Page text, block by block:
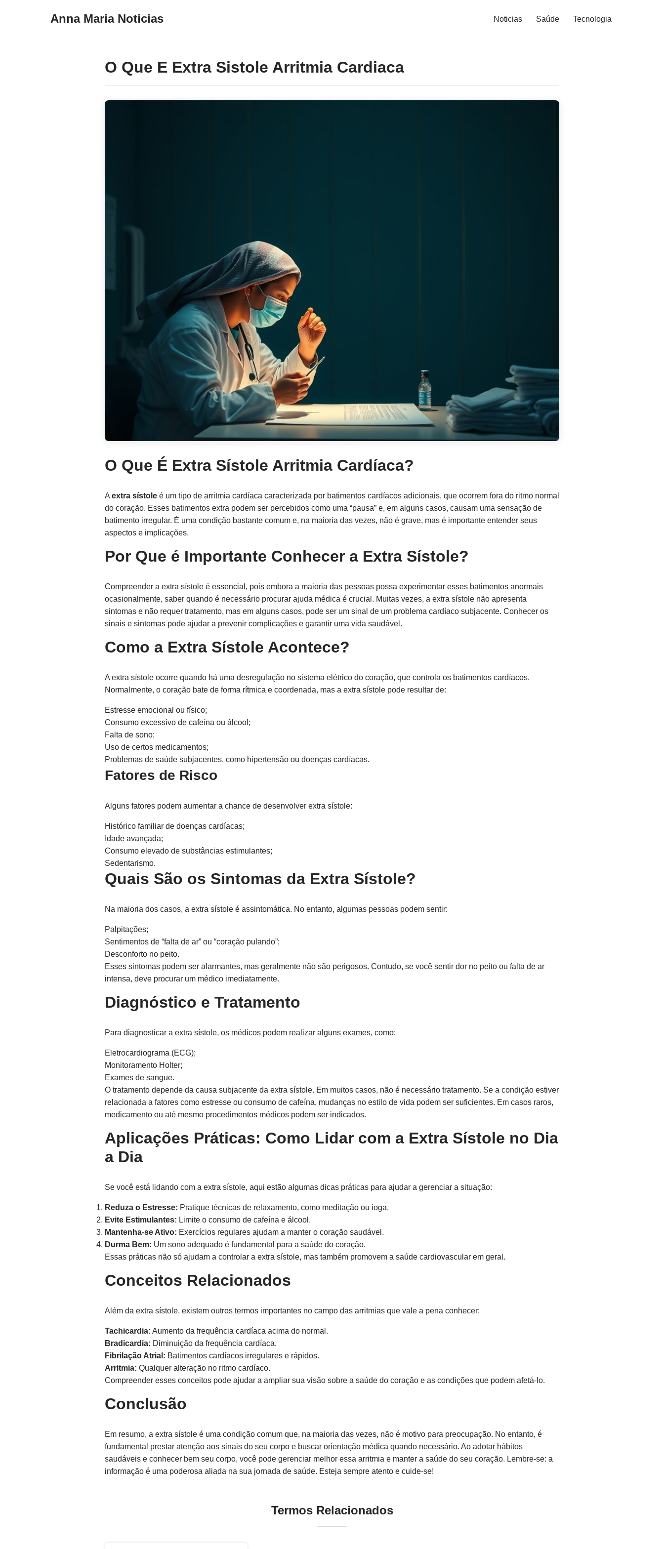
Anna Maria Noticias Noticias Saúde Tecnologia
O Que E Extra Sistole Arritmia Cardiaca
O Que É Extra Sístole Arritmia Cardíaca?
A extra sístole é um tipo de arritmia cardíaca caracterizada por batimentos cardíacos adicionais, que ocorrem fora do ritmo normal
do coração. Esses batimentos extra podem ser percebidos como uma “pausa” e, em alguns casos, causam uma sensação de
batimento irregular. É uma condição bastante comum e, na maioria das vezes, não é grave, mas é importante entender seus
aspectos e implicações.
Por Que é Importante Conhecer a Extra Sístole?
Compreender a extra sístole é essencial, pois embora a maioria das pessoas possa experimentar esses batimentos anormais
ocasionalmente, saber quando é necessário procurar ajuda médica é crucial. Muitas vezes, a extra sístole não apresenta
sintomas e não requer tratamento, mas em alguns casos, pode ser um sinal de um problema cardíaco subjacente. Conhecer os
sinais e sintomas pode ajudar a prevenir complicações e garantir uma vida saudável.
Como a Extra Sístole Acontece?
A extra sístole ocorre quando há uma desregulação no sistema elétrico do coração, que controla os batimentos cardíacos.
Normalmente, o coração bate de forma rítmica e coordenada, mas a extra sístole pode resultar de:
Estresse emocional ou físico;
Consumo excessivo de cafeína ou álcool;
Falta de sono;
Uso de certos medicamentos;
Problemas de saúde subjacentes, como hipertensão ou doenças cardíacas.
Fatores de Risco
Alguns fatores podem aumentar a chance de desenvolver extra sístole:
Histórico familiar de doenças cardíacas;
Idade avançada;
Consumo elevado de substâncias estimulantes;
Sedentarismo.
Quais São os Sintomas da Extra Sístole?
Na maioria dos casos, a extra sístole é assintomática. No entanto, algumas pessoas podem sentir:
Palpitações;
Sentimentos de “falta de ar” ou “coração pulando”;
Desconforto no peito.
Esses sintomas podem ser alarmantes, mas geralmente não são perigosos. Contudo, se você sentir dor no peito ou falta de ar
intensa, deve procurar um médico imediatamente.
Diagnóstico e Tratamento
Para diagnosticar a extra sístole, os médicos podem realizar alguns exames, como:
Eletrocardiograma (ECG);
Monitoramento Holter;
Exames de sangue.
O tratamento depende da causa subjacente da extra sístole. Em muitos casos, não é necessário tratamento. Se a condição estiver
relacionada a fatores como estresse ou consumo de cafeína, mudanças no estilo de vida podem ser suficientes. Em casos raros,
medicamento ou até mesmo procedimentos médicos podem ser indicados.
Aplicações Práticas: Como Lidar com a Extra Sístole no Dia
a Dia
Se você está lidando com a extra sístole, aqui estão algumas dicas práticas para ajudar a gerenciar a situação:
Reduza o Estresse: Pratique técnicas de relaxamento, como meditação ou ioga.
Evite Estimulantes: Limite o consumo de cafeína e álcool.
Mantenha-se Ativo: Exercícios regulares ajudam a manter o coração saudável.
Durma Bem: Um sono adequado é fundamental para a saúde do coração.
Essas práticas não só ajudam a controlar a extra sístole, mas também promovem a saúde cardiovascular em geral.
Conceitos Relacionados
Além da extra sístole, existem outros termos importantes no campo das arritmias que vale a pena conhecer:
Tachicardia: Aumento da frequência cardíaca acima do normal.
Bradicardia: Diminuição da frequência cardíaca.
Fibrilação Atrial: Batimentos cardíacos irregulares e rápidos.
Arritmia: Qualquer alteração no ritmo cardíaco.
Compreender esses conceitos pode ajudar a ampliar sua visão sobre a saúde do coração e as condições que podem afetá-lo.
Conclusão
Em resumo, a extra sístole é uma condição comum que, na maioria das vezes, não é motivo para preocupação. No entanto, é
fundamental prestar atenção aos sinais do seu corpo e buscar orientação médica quando necessário. Ao adotar hábitos
saudáveis e conhecer bem seu corpo, você pode gerenciar melhor essa arritmia e manter a saúde do seu coração. Lembre-se: a
informação é uma poderosa aliada na sua jornada de saúde. Esteja sempre atento e cuide-se!
Termos Relacionados